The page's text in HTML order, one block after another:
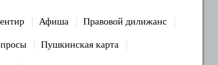
Афиша Правовой дилижанс
Пушкинская карта